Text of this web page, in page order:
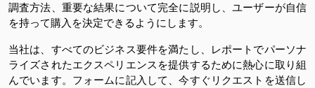
調査方法、重要な結果について完全に説明し、ユーザーが自信
を持って購入を決定できるようにします。
当社は、すべてのビジネス要件を満たし、レポートでパーソナ
ライズされたエクスペリエンスを提供するために熱心に取り組
んでいます。フォームに記入して、今すぐリクエストを送信し